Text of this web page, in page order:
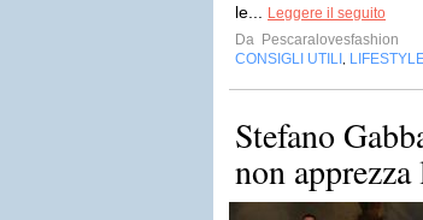
le...
Leggere il seguito
Da Pescaralovesfashion
CONSIGLI UTILI
Stefano
non apprezza